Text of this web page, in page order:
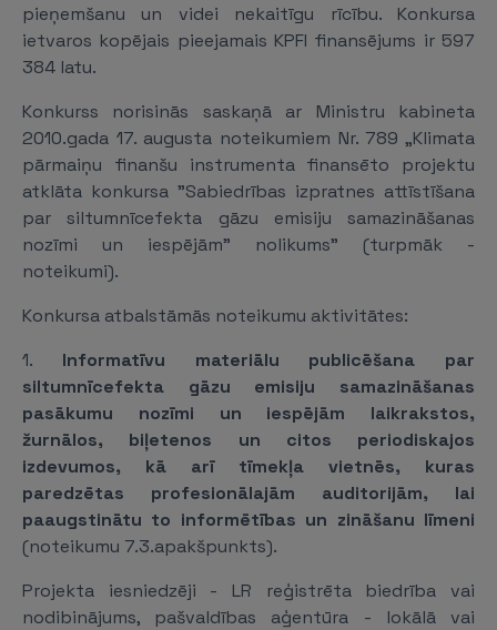
pieņemšanu un videi nekaitīgu rīcību. Konkursa
ietvaros kopējais pieejamais KPFI finansējums ir 597
384 latu.
Konkurss norisinās saskaņā ar Ministru kabineta
2010.gada 17. augusta noteikumiem Nr. 789 „Klimata
pārmaiņu finanšu instrumenta finansēto projektu
atklāta konkursa "Sabiedrības izpratnes attīstīšana
par siltumnīcefekta gāzu emisiju samazināšanas
nozīmi un iespējām" nolikums" (turpmāk -
noteikumi).
Konkursa atbalstāmās noteikumu aktivitātes:
1. Informatīvu materiālu publicēšana par
siltumnīcefekta gāzu emisiju samazināšanas
pasākumu nozīmi un iespējām laikrakstos,
žurnālos, biļetenos un citos periodiskajos
izdevumos, kā arī tīmekļa vietnēs, kuras
paredzētas profesionālajām auditorijām, lai
paaugstinātu to informētības un zināšanu līmeni
(noteikumu 7.3.apakšpunkts).
Projekta iesniedzēji - LR reģistrēta biedrība vai
nodibinājums, pašvaldības aģentūra - lokālā vai